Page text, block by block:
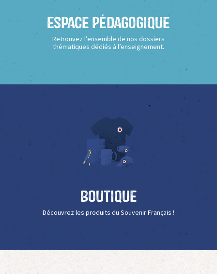
Espace Pédagogique
Retrouvez l’ensemble de nos dossiers
thématiques dédiés à l’enseignement.
Boutique
Découvrez les produits du Souvenir Français !